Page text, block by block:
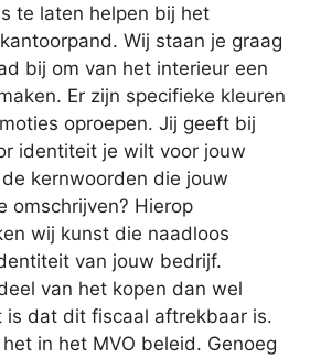
te laten helpen bij het
Wij staan je graag
bij om van het interieur een
Er zijn specifieke kleuren
oproepen. Jij geeft bij
identiteit je wilt voor jouw
kernwoorden die jouw
omschrijven? Hierop
wij kunst die naadloos
van jouw bedrijf.
van het kopen dan wel
is dat dit fiscaal aftrekbaar is.
in het MVO beleid. Genoeg